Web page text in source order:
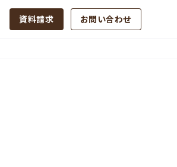
資料請求 お問い合わせ